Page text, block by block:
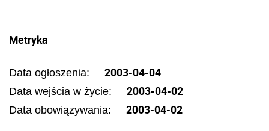
Metryka
Data ogłoszenia: 2003-04-04
Data wejścia w życie: 2003-04-02
Data obowiązywania: 2003-04-02